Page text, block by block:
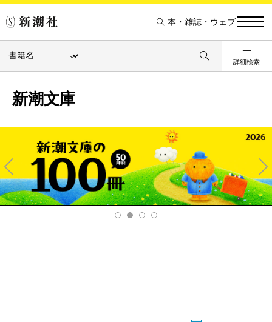
本・雑誌・ウェブ
詳細検索
新潮文庫
Pre
v
Ne
xt